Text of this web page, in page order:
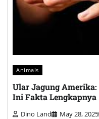
Animals
Ular Jagung
Ini Fakta Lengkapnya
Dino Land May 28, 2025